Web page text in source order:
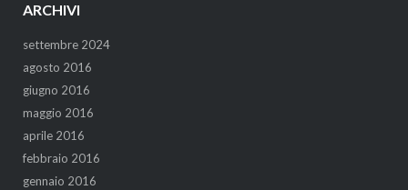
ARCHIVI
settembre 2024
agosto 2016
giugno 2016
maggio 2016
aprile 2016
febbraio 2016
gennaio 2016